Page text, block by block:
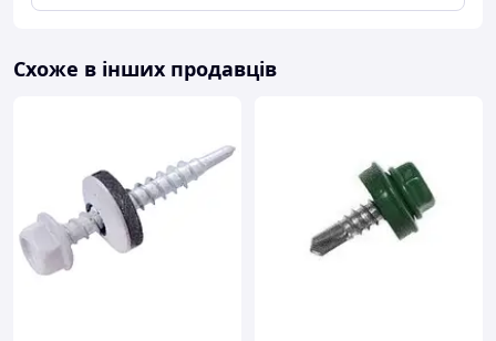
Схоже в інших продавців